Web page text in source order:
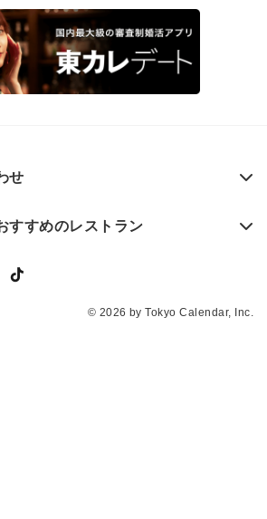
せ
すすめのレストラン
© 2026 by Tokyo Calendar, Inc.